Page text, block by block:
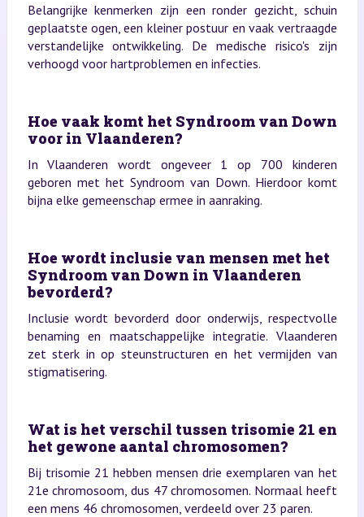
Belangrijke kenmerken zijn een ronder gezicht, schuin
geplaatste ogen, een kleiner postuur en vaak vertraagde
verstandelijke ontwikkeling. De medische risico's zijn
verhoogd voor hartproblemen en infecties.
Hoe vaak komt het Syndroom van Down
voor in Vlaanderen?
In Vlaanderen wordt ongeveer 1 op 700 kinderen
geboren met het Syndroom van Down. Hierdoor komt
bijna elke gemeenschap ermee in aanraking.
Hoe wordt inclusie van mensen met het
Syndroom van Down in Vlaanderen
bevorderd?
Inclusie wordt bevorderd door onderwijs, respectvolle
benaming en maatschappelijke integratie. Vlaanderen
zet sterk in op steunstructuren en het vermijden van
stigmatisering.
Wat is het verschil tussen trisomie 21 en
het gewone aantal chromosomen?
Bij trisomie 21 hebben mensen drie exemplaren van het
21e chromosoom, dus 47 chromosomen. Normaal heeft
een mens 46 chromosomen, verdeeld over 23 paren.